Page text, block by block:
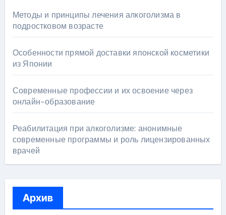
Методы и принципы лечения алкоголизма в
подростковом возрасте
Особенности прямой доставки японской косметики
из Японии
Современные профессии и их освоение через
онлайн-образование
Реабилитация при алкоголизме: анонимные
современные программы и роль лицензированных
врачей
Архив